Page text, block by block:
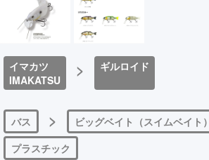
イマカツ
IMAKATSU
> ギルロイド
バス > ビッグベイト（スイムベイト）
プラスチック